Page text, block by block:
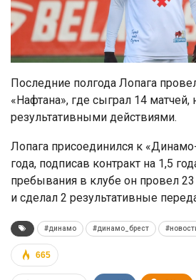
Последние полгода Лопага
«Нафтана», где сыграл 14 матчей,
результативными действиями.
Лопага присоединился к
года, подписав контракт на 1,5
пребывания в клубе он провел 23
и сделал 2 результативные
#динамо #динамо_брест
665